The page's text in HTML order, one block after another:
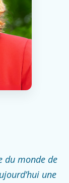
du monde de
une